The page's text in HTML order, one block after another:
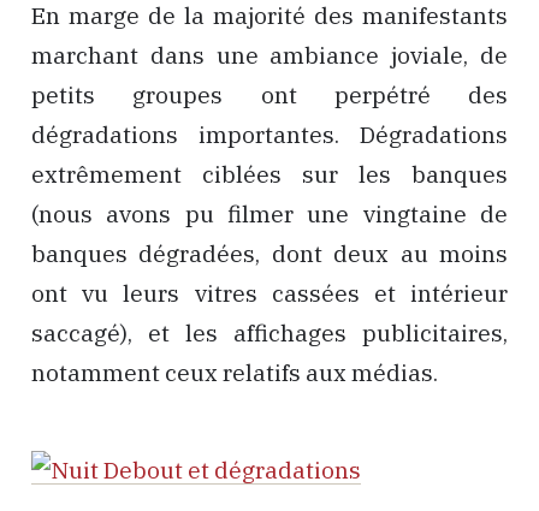
En marge de la majorité des manifestants
marchant dans une ambiance joviale, de
petits groupes ont perpétré des
dégradations importantes. Dégradations
extrêmement ciblées sur les banques
(nous avons pu filmer une vingtaine de
banques dégradées, dont deux au moins
ont vu leurs vitres cassées et intérieur
saccagé), et les affichages publicitaires,
notamment ceux relatifs aux médias.